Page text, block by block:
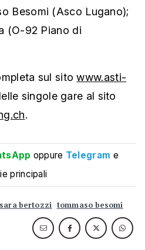
Besomi (Asco Lugano);
(O-92 Piano di
sul sitowww.asti-
singole gare al sito
.
oppure Telegram e
principali
sara bertozzi tommaso besomi